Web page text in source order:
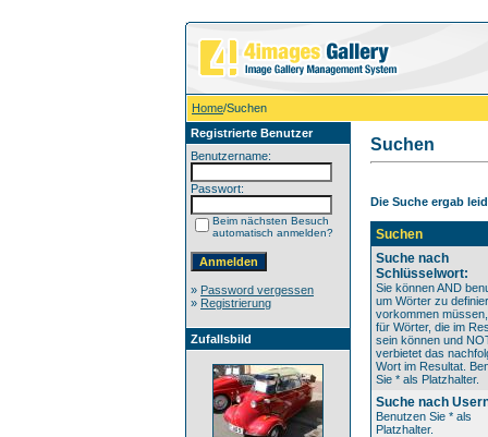
Home/Suchen
Registrierte Benutzer
Benutzername:
Passwort:
Beim nächsten Besuch
automatisch anmelden?
» Password vergessen
» Registrierung
Zufallsbild
Suchen
Die Suche ergab
Suchen
Suche nach
Schlüsselwort:
Sie können AND
um Wörter zu
vorkommen
für Wörter, die im
sein können und
verbietet das
Wort im Resultat.
Sie * als Platzhalter.
Suche nach
Benutzen Sie * als
Platzhalter.